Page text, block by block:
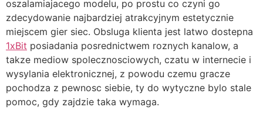
oszalamiajacego modelu, po prostu co czyni go
zdecydowanie najbardziej atrakcyjnym estetycznie
miejscem gier siec. Obsluga klienta jest latwo dostepna
1xBit posiadania posrednictwem roznych kanalow, a
takze mediow spolecznosciowych, czatu w internecie i
wysylania elektronicznej, z powodu czemu gracze
pochodza z pewnosc siebie, ty do wytyczne bylo stale
pomoc, gdy zajdzie taka wymaga.